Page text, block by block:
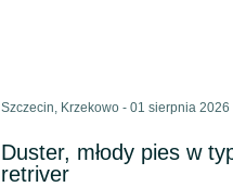
Szczecin, Krzekowo - 01 sierpnia 2026
Duster, młody pies w
retriver